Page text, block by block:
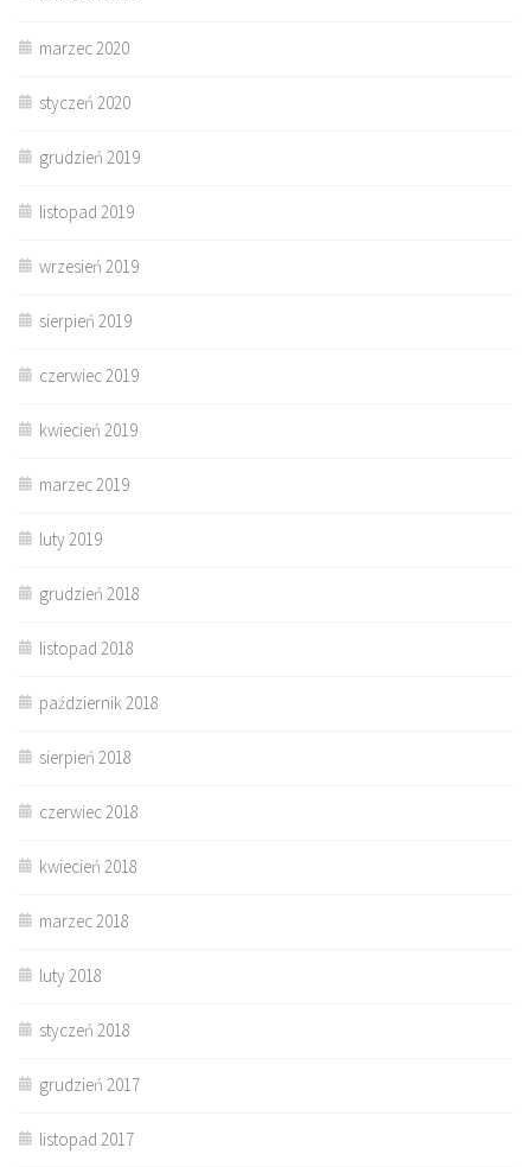
marzec 2020
styczeń 2020
grudzień 2019
listopad 2019
wrzesień 2019
sierpień 2019
czerwiec 2019
kwiecień 2019
marzec 2019
luty 2019
grudzień 2018
listopad 2018
październik 2018
sierpień 2018
czerwiec 2018
kwiecień 2018
marzec 2018
luty 2018
styczeń 2018
grudzień 2017
listopad 2017